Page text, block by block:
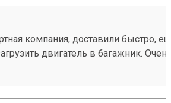
компания, доставили быстро,
двигатель в багажник.